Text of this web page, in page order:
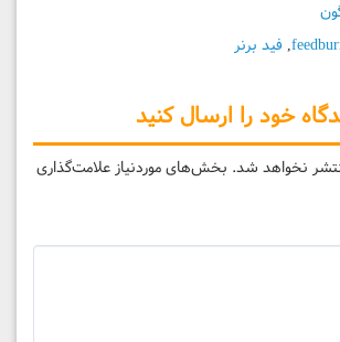
, فید برنر
خود را ارسال کنید
نخواهد شد. بخش‌های موردنیاز علامت‌گذاری